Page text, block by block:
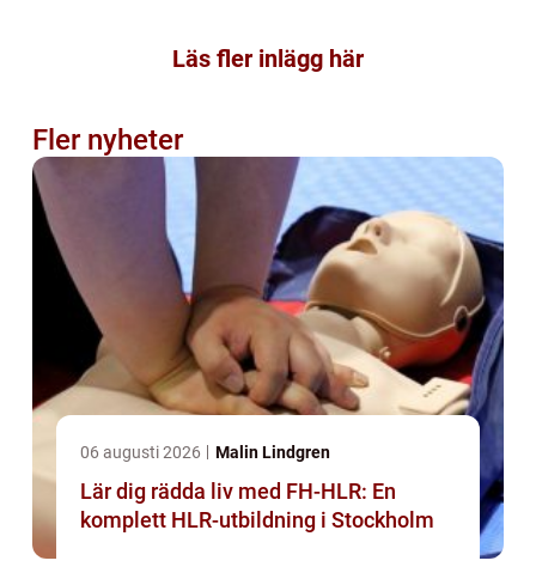
Läs fler inlägg här
Fler nyheter
06 augusti 2026 Malin Lindgren
Lär dig rädda liv med FH-HLR: En
komplett HLR-utbildning i Stockholm